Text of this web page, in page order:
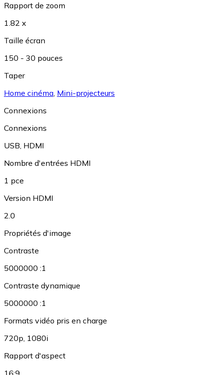
Rapport de zoom
1.82 x
Taille écran
150 - 30 pouces
Taper
Home cinéma, Mini-projecteurs
Connexions
Connexions
USB, HDMI
Nombre d'entrées HDMI
1 pce
Version HDMI
2.0
Propriétés d'image
Contraste
5000000 :1
Contraste dynamique
5000000 :1
Formats vidéo pris en charge
720p, 1080i
Rapport d'aspect